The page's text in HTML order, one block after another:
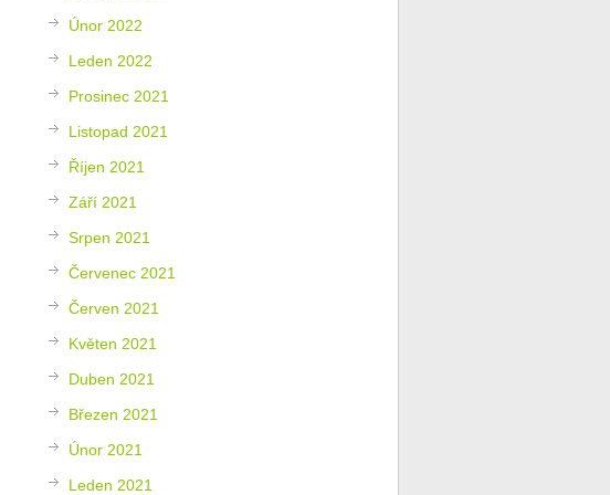
Únor 2022
Leden 2022
Prosinec 2021
Listopad 2021
Říjen 2021
Září 2021
Srpen 2021
Červenec 2021
Červen 2021
Květen 2021
Duben 2021
Březen 2021
Únor 2021
Leden 2021